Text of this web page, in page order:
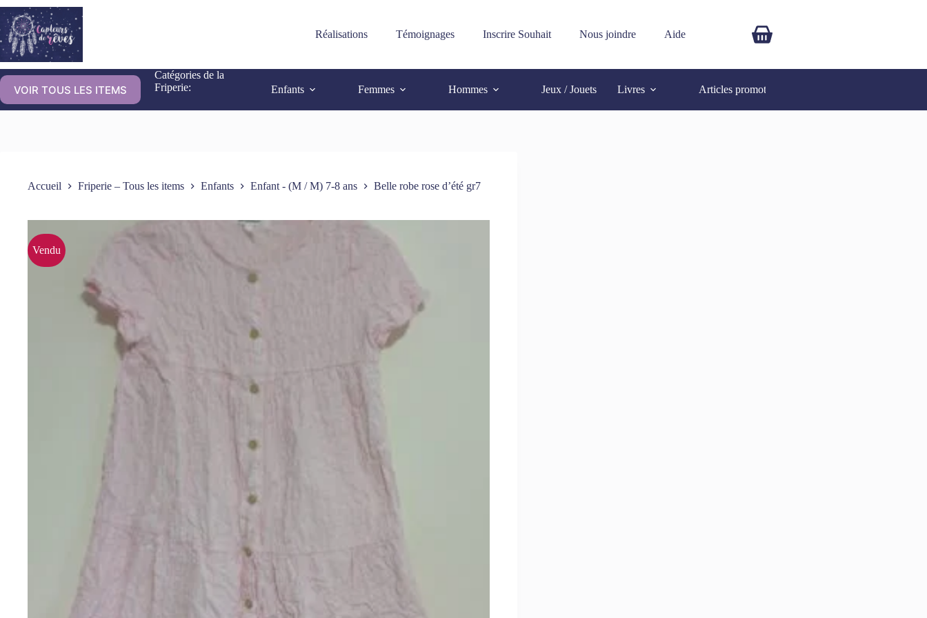
Réalisations Témoignages Inscrire Souhait Nous joindre Aide
VOIR TOUS LES ITEMS
Catégories de la
Friperie:
Enfants Femmes Hommes Jeux / Jouets Livres Articles promotionnels
Accueil Friperie – Tous les items Enfants Enfant - (M / M) 7-8 ans Belle robe rose d’été gr7
Vendu